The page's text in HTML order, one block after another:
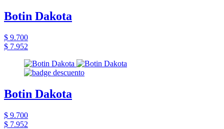
Botin Dakota
$ 9.700
$ 7.952
Botin Dakota
$ 9.700
$ 7.952